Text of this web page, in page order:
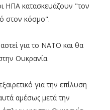
ΗΠΑ κατασκευάζουν "τον
στον κόσμο".
για το ΝΑΤΟ και θα
Ουκρανία.
για την επίλυση
αμέσως μετά την